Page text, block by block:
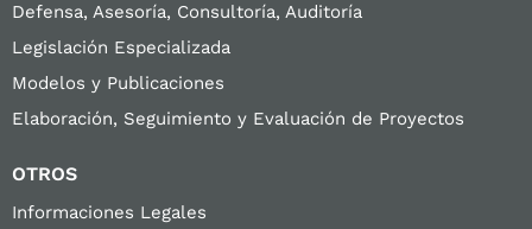
Defensa, Asesoría, Consultoría, Auditoría
Legislación Especializada
Modelos y Publicaciones
Elaboración, Seguimiento y Evaluación de Proyectos
OTROS
Informaciones Legales